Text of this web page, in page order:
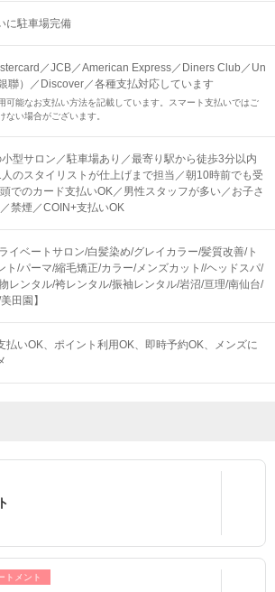
に駐車場完備
／JCB／American Express／Diners Club／Un
聯）／Discover／各種支払対応しています
可能なお支払い方法を記載しています。スマート支払いではご
ない場合がございます。
型サロン／駐車場あり／最寄り駅から徒歩3分以内
のスタイリストが仕上げまで担当／朝10時前でも受
でのカード支払いOK／男性スタッフが多い／お子さ
禁煙／COIN+支払いOK
ライベートサロン/白髪染め/グレイカラー/髪質改善/ト
ト/パーマ/縮毛矯正/カラー/メンズカット//ヘッドスパ/
レンタル/袴レンタル/振袖レンタル/岩沼/亘理/南仙台/
田園】
払いOK ポイント利用OK 即時予約OK
メンズに
トメント